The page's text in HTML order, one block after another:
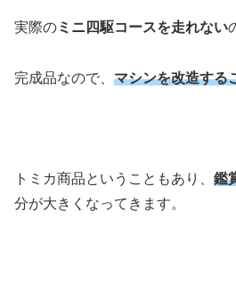
実際のミニ四駆コースを走れない
完成品なので、 マシンを改造する
トミカ商品ということもあり、 鑑
分が大きくなってきます。